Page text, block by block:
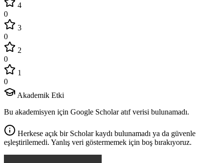
4
0
3
0
2
0
1
0
Akademik Etki
Bu akademisyen için Google Scholar atıf verisi bulunamadı.
Herkese açık bir Scholar kaydı bulunamadı ya da güvenle
eşleştirilemedi. Yanlış veri göstermemek için boş bırakıyoruz.